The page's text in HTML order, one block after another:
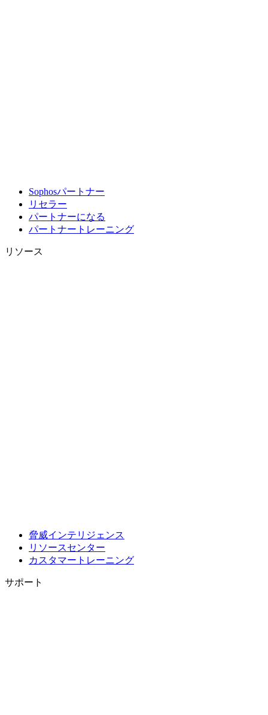
Sophosパートナー
リセラー
パートナーになる
パートナートレーニング
リソース
脅威インテリジェンス
リソースセンター
カスタマートレーニング
サポート